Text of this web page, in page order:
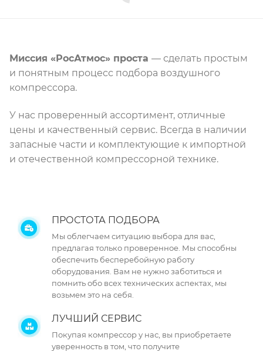
Миссия «РосАтмос» проста — сделать простым
и понятным процесс подбора воздушного
компрессора.
У нас проверенный ассортимент, отличные
цены и качественный сервис. Всегда в наличии
запасные части и комплектующие к импортной
и отечественной компрессорной технике.
ПРОСТОТА ПОДБОРА
Мы облегчаем ситуацию выбора для вас,
предлагая только проверенное. Мы способны
обеспечить бесперебойную работу
оборудования. Вам не нужно заботиться и
помнить обо всех технических аспектах, мы
возьмем это на себя.
ЛУЧШИЙ СЕРВИС
Покупая компрессор у нас, вы приобретаете
уверенность в том, что получите